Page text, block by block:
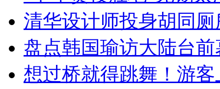
清华设计师投身胡同
盘点韩国瑜访大陆台
想过桥就得跳舞！游客